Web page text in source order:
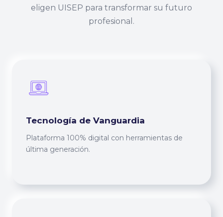
eligen UISEP para transformar su futuro
profesional.
Tecnología de Vanguardia
Plataforma 100% digital con herramientas de
última generación.